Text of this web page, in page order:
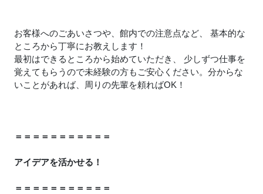
お客様へのごあいさつや、館内での注意点など、 基本的な
ところから丁寧にお教えします！
最初はできるところから始めていただき、 少しずつ仕事を
覚えてもらうので未経験の方もご安心ください。分からな
いことがあれば、周りの先輩を頼ればOK！
＝＝＝＝＝＝＝＝＝＝＝
アイデアを活かせる！
＝＝＝＝＝＝＝＝＝＝＝